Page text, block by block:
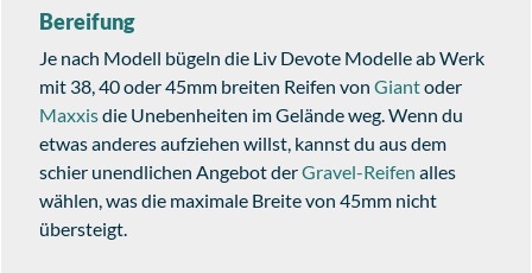
Bereifung
Je nach Modell bügeln die Liv Devote Modelle ab Werk
mit 38, 40 oder 45mm breiten Reifen von Giantoder
Maxxisdie Unebenheiten im Gelände weg. Wenn du
etwas anderes aufziehen willst, kannst du aus dem
schier unendlichen Angebot derGravel-Reifen alles
wählen, was die maximale Breite von 45mm nicht
übersteigt.